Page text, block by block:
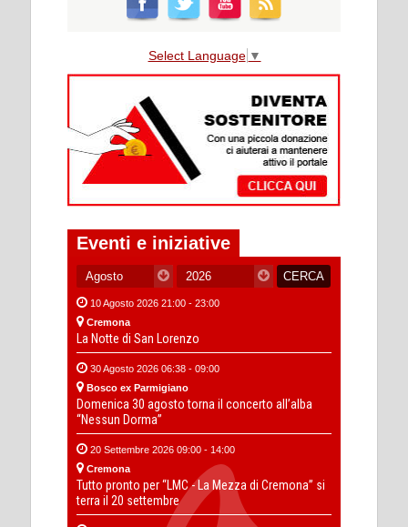
Select Language ▼
Eventi e iniziative
10 Agosto 2026 21:00 - 23:00
Cremona
La Notte di San Lorenzo
30 Agosto 2026 06:38 - 09:00
Bosco ex Parmigiano
Domenica 30 agosto torna il concerto all’alba
“Nessun Dorma”
20 Settembre 2026 09:00 - 14:00
Cremona
Tutto pronto per “LMC - La Mezza di Cremona” si
terra il 20 settembre